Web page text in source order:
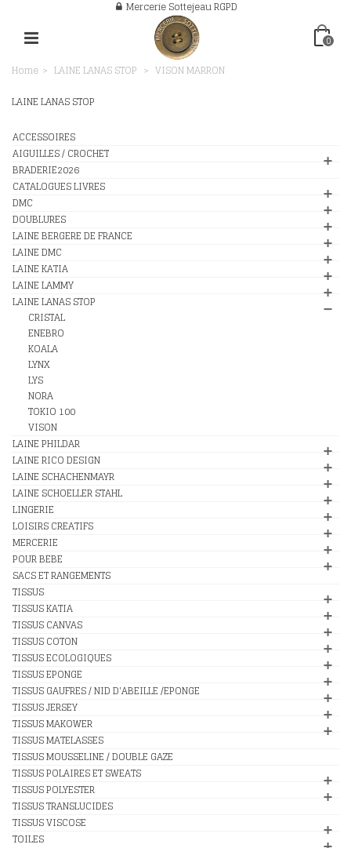
Mercerie Sottejeau RGPD
0
Home > LAINE LANAS STOP > VISON MARRON
LAINE LANAS STOP
ACCESSOIRES
AIGUILLES / CROCHET
BRADERIE2026
CATALOGUES LIVRES
DMC
DOUBLURES
LAINE BERGERE DE FRANCE
LAINE DMC
LAINE KATIA
LAINE LAMMY
LAINE LANAS STOP
CRISTAL
ENEBRO
KOALA
LYNX
LYS
NORA
TOKIO 100
VISON
LAINE PHILDAR
LAINE RICO DESIGN
LAINE SCHACHENMAYR
LAINE SCHOELLER STAHL
LINGERIE
LOISIRS CREATIFS
MERCERIE
POUR BEBE
SACS ET RANGEMENTS
TISSUS
TISSUS KATIA
TISSUS CANVAS
TISSUS COTON
TISSUS ECOLOGIQUES
TISSUS EPONGE
TISSUS GAUFRES / NID D'ABEILLE /EPONGE
TISSUS JERSEY
TISSUS MAKOWER
TISSUS MATELASSES
TISSUS MOUSSELINE / DOUBLE GAZE
TISSUS POLAIRES ET SWEATS
TISSUS POLYESTER
TISSUS TRANSLUCIDES
TISSUS VISCOSE
TOILES